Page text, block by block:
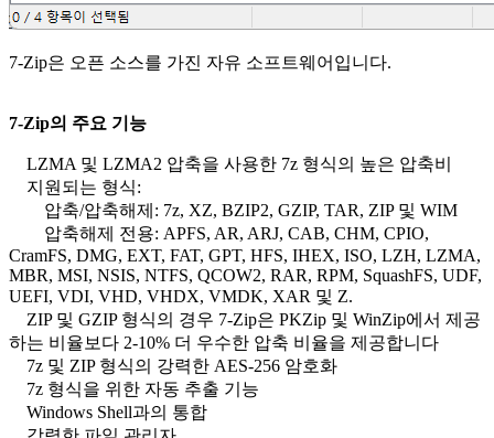
7-Zip은 오픈 소스를 가진 자유 소프트웨어입니다.
7-Zip의 주요 기능
LZMA 및 LZMA2 압축을 사용한 7z 형식의 높은 압축비
지원되는 형식:
압축/압축해제: 7z, XZ, BZIP2, GZIP, TAR, ZIP 및 WIM
압축해제 전용: APFS, AR, ARJ, CAB, CHM, CPIO,
CramFS, DMG, EXT, FAT, GPT, HFS, IHEX, ISO, LZH, LZMA,
MBR, MSI, NSIS, NTFS, QCOW2, RAR, RPM, SquashFS, UDF,
UEFI, VDI, VHD, VHDX, VMDK, XAR 및 Z.
ZIP 및 GZIP 형식의 경우 7-Zip은 PKZip 및 WinZip에서 제공
하는 비율보다 2-10% 더 우수한 압축 비율을 제공합니다
7z 및 ZIP 형식의 강력한 AES-256 암호화
7z 형식을 위한 자동 추출 기능
Windows Shell과의 통합